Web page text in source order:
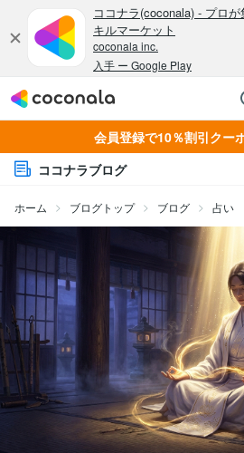
会員登録で10％割引クー
ココナラブログ
ホーム ブログトップ ブログ 占い